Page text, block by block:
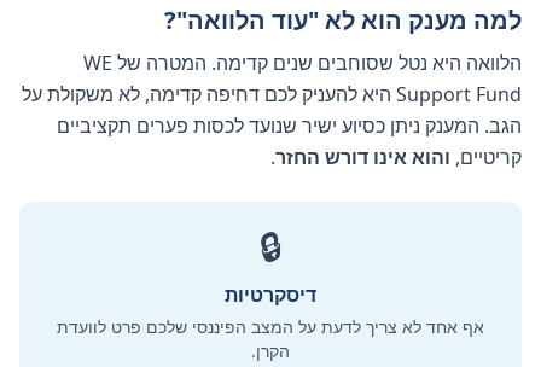
למה מענק הוא לא "עוד הלוואה"?
הלוואה היא נטל שסוחבים שנים קדימה. המטרה של WE
Support Fund היא להעניק לכם דחיפה קדימה, לא משקולת על
הגב. המענק ניתן כסיוע ישיר שנועד לכסות פערים תקציביים
קריטיים, והוא אינו דורש החזר.
🔒
דיסקרטיות
אף אחד לא צריך לדעת על המצב הפיננסי שלכם פרט לוועדת
הקרן.